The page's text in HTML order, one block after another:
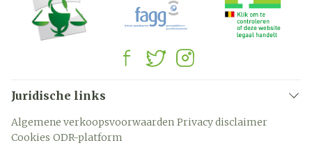
Juridische links
Algemene verkoopsvoorwaarden Privacy disclaimer
Cookies ODR-platform